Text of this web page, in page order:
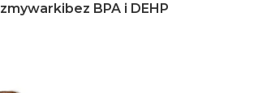
bez BPA i DEHP